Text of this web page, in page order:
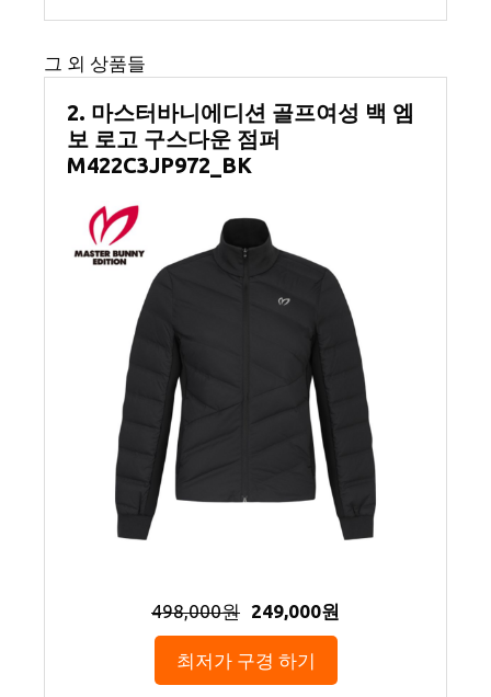
그 외 상품들
2. 마스터바니에디션 골프여성 백 엠
보 로고 구스다운 점퍼
M422C3JP972_BK
498,000원 249,000원
최저가 구경 하기